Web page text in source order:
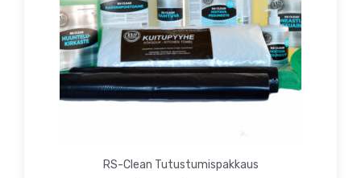
RS-Clean Tutustumispakkaus